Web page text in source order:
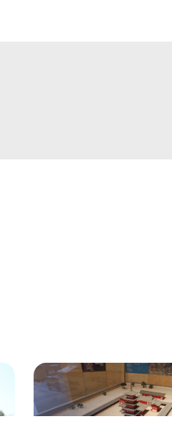
紀の川市歴史民俗資料館